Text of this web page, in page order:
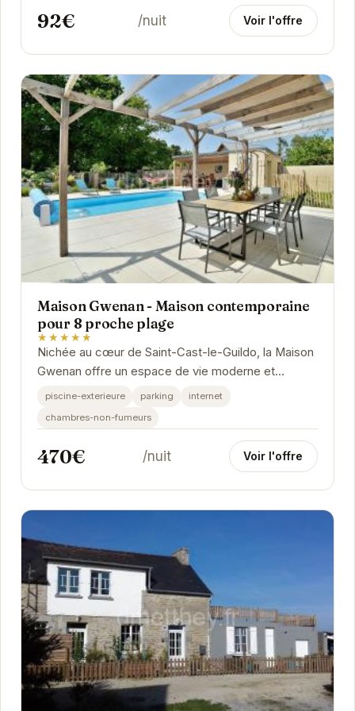
92€ /nuit Voir l'offre
Maison Gwenan - Maison contemporaine
pour 8 proche plage
★★★★★
Nichée au cœur de Saint-Cast-le-Guildo, la Maison
Gwenan offre un espace de vie moderne et
confortable, idéal pour des vacances relaxantes.
piscine-exterieure parking
internet
chambres-non-fumeurs
470€ /nuit Voir l'offre